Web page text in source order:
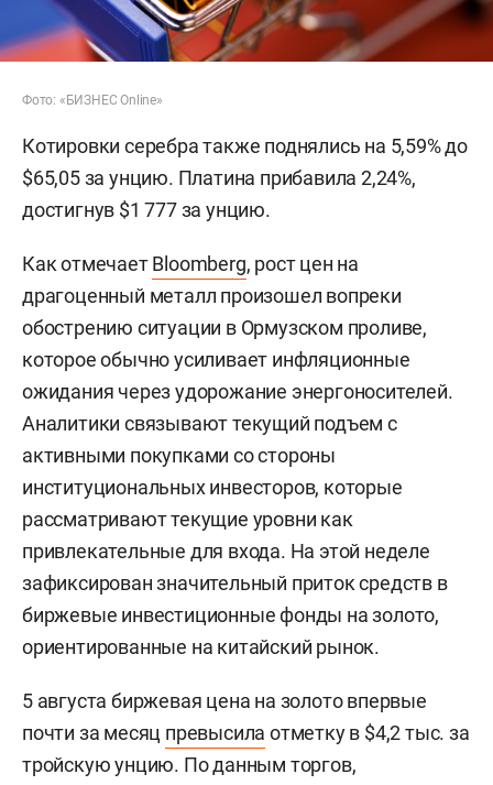
Фото: «БИЗНЕС Online»
Котировки серебра также поднялись на 5,59% до
$65,05 за унцию. Платина прибавила 2,24%,
достигнув $1 777 за унцию.
Как отмечаетBloomberg, рост цен на
драгоценный металл произошел вопреки
обострению ситуации в Ормузском проливе,
которое обычно усиливает инфляционные
ожидания через удорожание энергоносителей.
Аналитики связывают текущий подъем с
активными покупками со стороны
институциональных инвесторов, которые
рассматривают текущие уровни как
привлекательные для входа. На этой неделе
зафиксирован значительный приток средств в
биржевые инвестиционные фонды на золото,
ориентированные на китайский рынок.
5 августа биржевая цена на золото впервые
почти за месяц превысила отметку в $4,2 тыс. за
тройскую унцию. По данным торгов,